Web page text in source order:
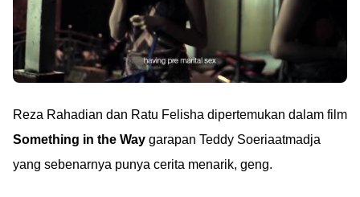
Reza Rahadian dan Ratu Felisha dipertemukan dalam film
Something in the Way garapan Teddy Soeriaatmadja
yang sebenarnya punya cerita menarik, geng.